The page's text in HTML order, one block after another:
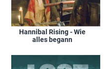
Hannibal Rising - Wie
alles begann